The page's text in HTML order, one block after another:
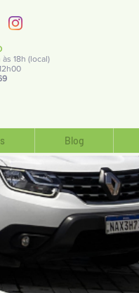
18h (local)
Blog